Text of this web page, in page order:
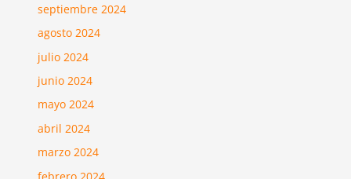
septiembre 2024
agosto 2024
julio 2024
junio 2024
mayo 2024
abril 2024
marzo 2024
febrero 2024